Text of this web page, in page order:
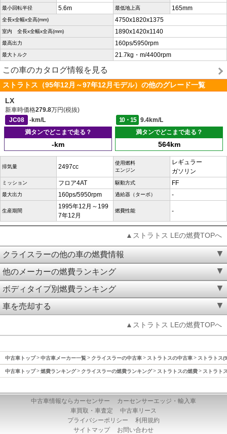
最小回転半径 5.6m 最低地上高 165mm
全長x全幅x全高(mm) 4750x1820x1375
室内 全長x全幅x全高(mm) 1890x1420x1140
最高出力 160ps/5950rpm
最大トルク 21.7kg・m/4400rpm
この車のカタログ情報を見る
ストラトス（95年12月～97年12月モデル）の他のグレード一覧
LX
新車時価格279.8万円(税抜)
JC08
-km/L 10・15
9.4km/L
満タンでどこまで走る？
-km
満タンでどこまで走る？
564km
排気量 2497cc
使用燃料
エンジン
レギュラー
ガソリン
ミッション フロア4AT 駆動方式 FF
最大出力 160ps/5950rpm 過給器（ターボ） -
生産期間
1995年12月～199
7年12月
燃費性能 -
▲ストラトス LEの燃費TOPへ
クライスラーの他の車の燃費情報
他のメーカーの燃費ランキング
ボディタイプ別燃費ランキング
車を売却する
▲ストラトス LEの燃費TOPへ
中古車トップ 中古車メーカー一覧 クライスラーの中古車 ストラトスの中古車 ストラトス
中古車トップ 燃費ランキング クライスラーの燃費ランキング ストラトスの燃費 ストラト
中古車情報ならカーセンサー
カーセンサーエッジ・輸入車
車買取・車査定
中古車リース
プライバシーポリシー
利用規約
サイトマップ
お問い合わせ